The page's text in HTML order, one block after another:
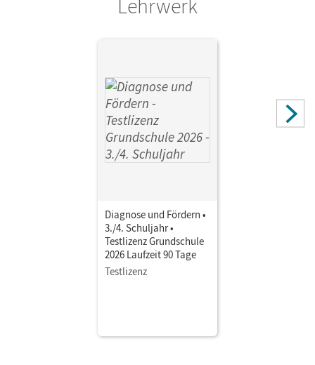
Lehrwerk
Diagnose und Fördern •
3./4. Schuljahr •
Testlizenz Grundschule
2026 Laufzeit 90 Tage
Testlizenz